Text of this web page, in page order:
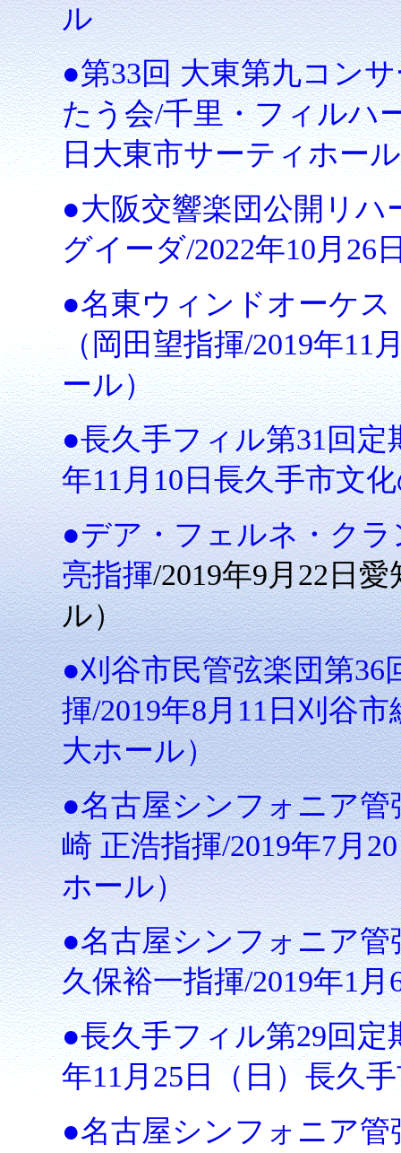
ル
●第33回 大東第九コン
たう会/千里・フィルハ
日大東市サーティホー
●大阪交響楽団公開リ
グイーダ/2022年10月26
●名東ウィンドオーケ
（岡田望指揮/2019年11
ール）
●長久手フィル第31回定
年11月10日長久手市文
●デア・フェルネ・クラ
亮指揮/2019年9月22日
ル）
●刈谷市民管弦楽団第36
揮/2019年8月11日刈谷
大ホール）
●名古屋シンフォニア管
崎 正浩指揮/2019年7月
ホール）
●名古屋シンフォニア管
久保裕一指揮/2019年1
●長久手フィル第29回定
年11月25日（日）長久
●名古屋シンフォニア管